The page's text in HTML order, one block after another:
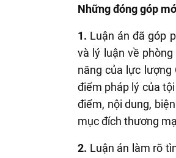
Những đóng góp
1. Luận án đã góp
và lý luận về
năng của lực lượng
điểm pháp lý của
điểm, nội dung,
mục đích thương
2. Luận án làm rõ